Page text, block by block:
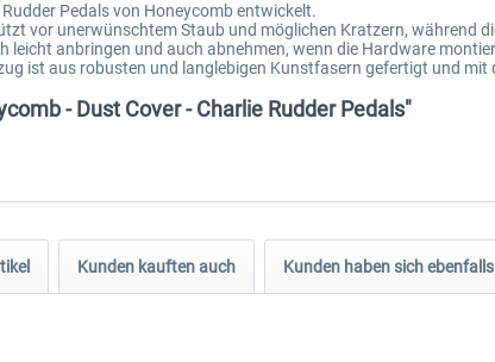
Pedals von Honeycomb entwickelt.
vor unerwünschtem Staub und möglichen Kratzern, während
leicht anbringen und auch abnehmen, wenn die Hardware
ist aus robusten und langlebigen Kunstfasern gefertigt und mit
- Dust Cover - Charlie Rudder Pedals"
Kunden kauften auch Kunden haben sich